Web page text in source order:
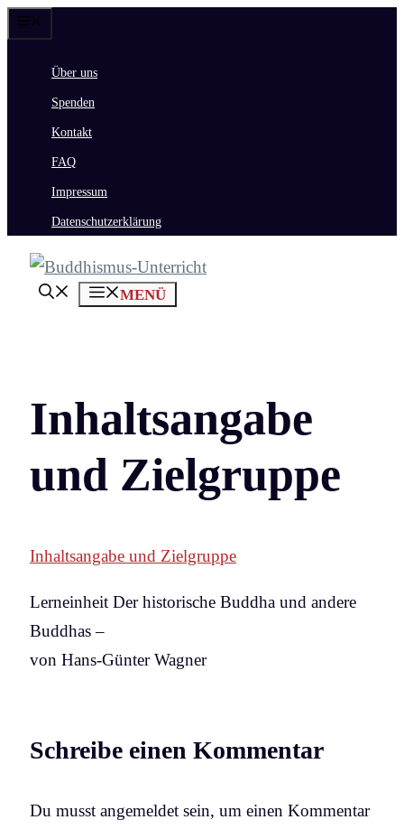
Zum
springenÜber uns
Spenden
Kontakt
FAQ
Impressum
Datenschutzerklärung
MENÜ
Inhaltsangabe
und Zielgruppe
Inhaltsangabe und Zielgruppe
Lerneinheit Der historische Buddha und andere
Buddhas –
von Hans-Günter Wagner
Schreibe einen Kommentar
Du musst angemeldet sein, um einen Kommentar